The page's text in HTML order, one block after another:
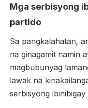
Mga serbisyong
partido
Sa pangkalahatan,
na ginagamit namin
magbubunyag
lawak na
serbisyong ibinibigay